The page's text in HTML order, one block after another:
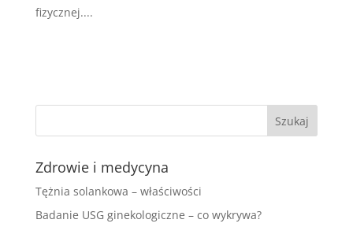
fizycznej....
Zdrowie i medycyna
Tężnia solankowa – właściwości
Badanie USG ginekologiczne – co wykrywa?